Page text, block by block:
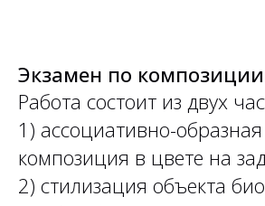
Экзамен по
Работа состоит из двух
1) ассоциативно-
композиция в цвете на
2) стилизация объекта